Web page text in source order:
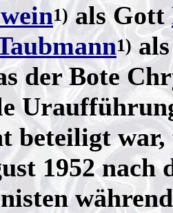
1)als Gott
1)als
der Bote
beteiligt war,
1952 nach